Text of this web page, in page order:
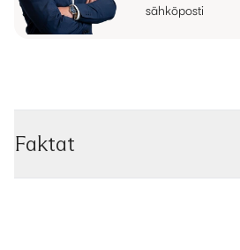
sähköposti
Faktat